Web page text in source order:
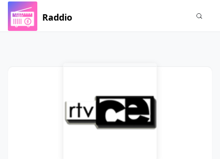
Raddio